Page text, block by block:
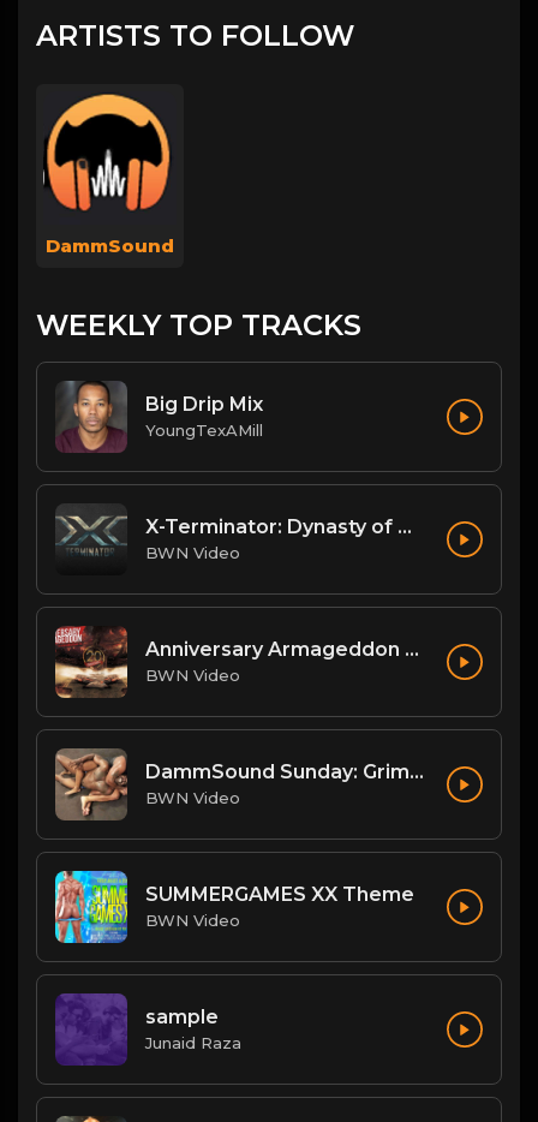
ARTISTS TO FOLLOW
DammSound
WEEKLY TOP TRACKS
Big Drip Mix
YoungTexAMill
X-Terminator: Dynasty of Won
BWN Video
Anniversary Armageddon Theme
BWN Video
DammSound Sunday: Grim/Achilles/Renegade and Big Mike/Big Bleu
BWN Video
SUMMERGAMES XX Theme
BWN Video
sample
Junaid Raza